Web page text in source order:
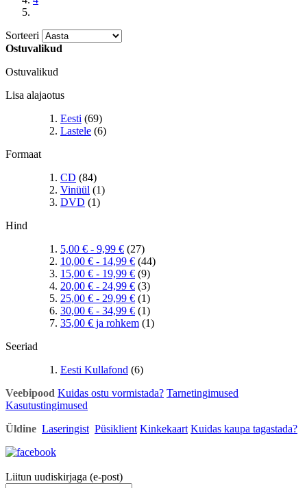
Sorteeri
Ostuvalikud
Ostuvalikud
Lisa alajaotus
Eesti (69)
Lastele (6)
Formaat
CD (84)
Vinüül (1)
DVD (1)
Hind
5,00 € - 9,99 € (27)
10,00 € - 14,99 € (44)
15,00 € - 19,99 € (9)
20,00 € - 24,99 € (3)
25,00 € - 29,99 € (1)
30,00 € - 34,99 € (1)
35,00 € ja rohkem (1)
Seeriad
Eesti Kullafond (6)
Veebipood Kuidas ostu vormistada? Tarnetingimused
Kasutustingimused
Üldine Laseringist Püsiklient Kinkekaart Kuidas kaupa tagastada?
Liitun uudiskirjaga (e-post)